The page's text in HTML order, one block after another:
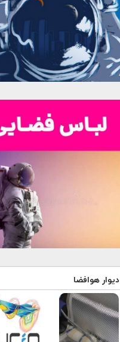
دیوار هوافضا